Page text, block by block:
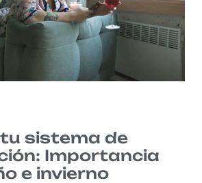
sistema de
Importancia
e invierno